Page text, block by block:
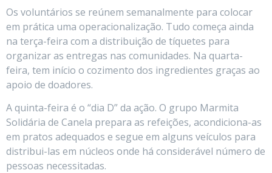
Os voluntários se reúnem semanalmente para colocar
em prática uma operacionalização. Tudo começa ainda
na terça-feira com a distribuição de tíquetes para
organizar as entregas nas comunidades. Na quarta-
feira, tem início o cozimento dos ingredientes graças ao
apoio de doadores.
A quinta-feira é o “dia D” da ação. O grupo Marmita
Solidária de Canela prepara as refeições, acondiciona-as
em pratos adequados e segue em alguns veículos para
distribui-las em núcleos onde há considerável número de
pessoas necessitadas.